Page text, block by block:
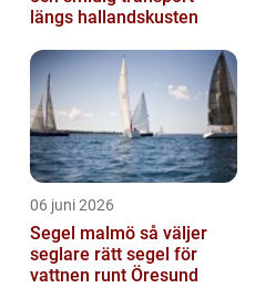
längs hallandskusten
06 juni 2026
Segel malmö så väljer
seglare rätt segel för
vattnen runt Öresund